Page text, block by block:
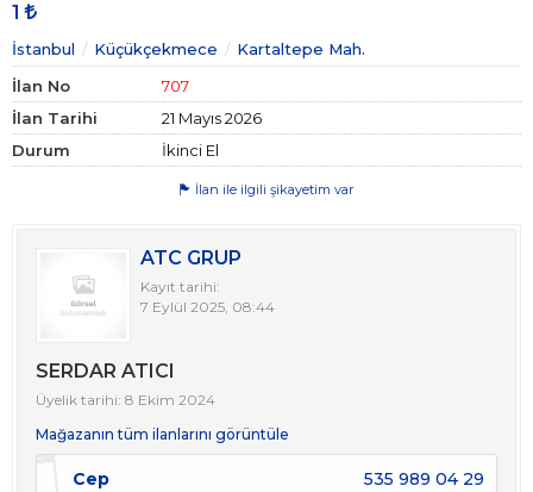
1
İstanbul Küçükçekmece
Kartaltepe Mah.
İlan No
707
İlan Tarihi
21 Mayıs 2026
Durum
İkinci El
İlan ile ilgili şikayetim var
ATC GRUP
Kayıt tarihi:
7 Eylül 2025, 08:44
SERDAR ATICI
Üyelik tarihi: 8 Ekim 2024
Mağazanın tüm ilanlarını görüntüle
Cep 535 989 04 29